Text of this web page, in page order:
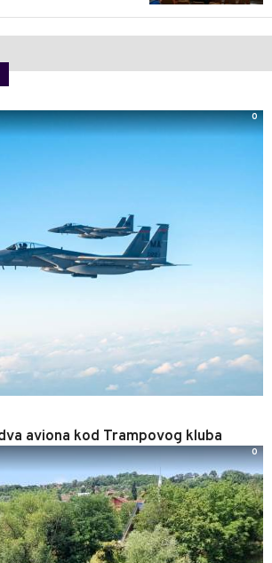
aviona kod Trampovog kluba
0
0